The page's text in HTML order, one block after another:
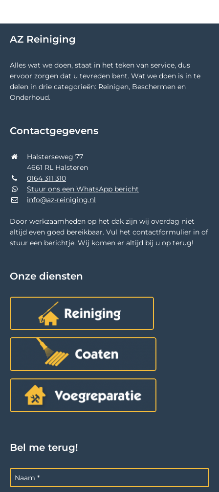
AZ Reiniging
Alles wat we doen, staat in het teken van service, dus
ervoor zorgen dat u tevreden bent. Wat we doen is in te
delen in drie categorieën: Reinigen, Beschermen en
Onderhoud.
Contactgegevens
Halsterseweg 77
4661 RL Halsteren
0164 311 310
Stuur ons een WhatsApp bericht
info@az-reiniging.nl
Door werkzaamheden op het dak zijn wij overdag niet
altijd even goed bereikbaar. Vul het contactformulier in of
stuur een berichtje. Wij komen er altijd bij u op terug!
Onze diensten
Bel me terug!